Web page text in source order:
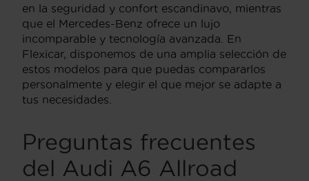
en la seguridad y confort escandinavo, mientras
que el Mercedes-Benz ofrece un lujo
incomparable y tecnología avanzada. En
Flexicar, disponemos de una amplia selección de
estos modelos para que puedas compararlos
personalmente y elegir el que mejor se adapte a
tus necesidades.
Preguntas frecuentes
del Audi A6 Allroad